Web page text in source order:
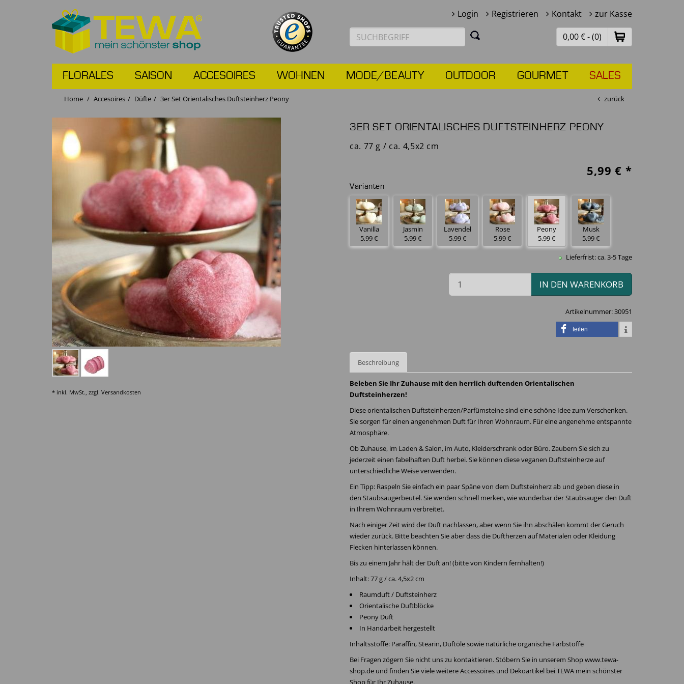
Login Registrieren Kontakt zur Kasse
0,00 € - (0)
FLORALES SAISON ACCESOIRES WOHNEN MODE/BEAUTY OUTDOOR GOURMET SALES
Home Accesoires Düfte 3er Set Orientalisches Duftsteinherz Peony zurück
* inkl. MwSt., zzgl. Versandkosten
3ER SET ORIENTALISCHES DUFTSTEINHERZ PEONY
ca. 77 g / ca. 4,5x2 cm
5,99 € *
Varianten
Vanilla
5,99 €
Jasmin
5,99 €
Lavendel
5,99 €
Rose
5,99 €
Peony
5,99 €
Musk
5,99 €
Lieferfrist: ca. 3-5 Tage
IN DEN WARENKORB
Artikelnummer:30951
teilen
Beschreibung
Beleben Sie Ihr Zuhause mit den herrlich duftenden Orientalischen
Duftsteinherzen!
Diese orientalischen Duftsteinherzen/Parfümsteine sind eine schöne Idee zum Verschenken.
Sie sorgen für einen angenehmen Duft für Ihren Wohnraum. Für eine angenehme entspannte
Atmosphäre.
Ob Zuhause, im Laden & Salon, im Auto, Kleiderschrank oder Büro. Zaubern Sie sich zu
jederzeit einen fabelhaften Duft herbei. Sie können diese veganen Duftsteinherze auf
unterschiedliche Weise verwenden.
Ein Tipp: Raspeln Sie einfach ein paar Späne von dem Duftsteinherz ab und geben diese in
den Staubsaugerbeutel. Sie werden schnell merken, wie wunderbar der Staubsauger den Duft
in Ihrem Wohnraum verbreitet.
Nach einiger Zeit wird der Duft nachlassen, aber wenn Sie ihn abschälen kommt der Geruch
wieder zurück. Bitte beachten Sie aber dass die Duftherzen auf Materialen oder Kleidung
Flecken hinterlassen können.
Bis zu einem Jahr hält der Duft an! (bitte von Kindern fernhalten!)
Inhalt: 77 g / ca. 4,5x2 cm
Raumduft / Duftsteinherz
Orientalische Duftblöcke
Peony Duft
In Handarbeit hergestellt
Inhaltsstoffe: Paraffin, Stearin, Duftöle sowie natürliche organische Farbstoffe
Bei Fragen zögern Sie nicht uns zu kontaktieren. Stöbern Sie in unserem Shop www.tewa-
shop.de und finden Sie viele weitere Accessoires und Dekoartikel bei TEWA mein schönster
Shop für Ihr Zuhause.